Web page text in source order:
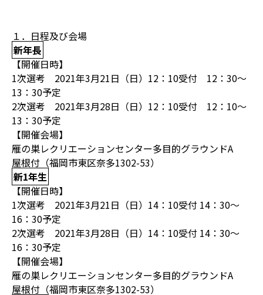
１．日程及び会場
新年長
【開催日時】
1次選考 2021年3月21日（日）12：10受付 12：30～
13：30予定
2次選考 2021年3月28日（日）12：10受付 12：10～
13：30予定
【開催会場】
雁の巣レクリエーションセンター多目的グラウンドA
屋根付（福岡市東区奈多1302-53）
新1年生
【開催日時】
1次選考 2021年3月21日（日）14：10受付 14：30～
16：30予定
2次選考 2021年3月28日（日）14：10受付 14：30～
16：30予定
【開催会場】
雁の巣レクリエーションセンター多目的グラウンドA
屋根付（福岡市東区奈多1302-53）